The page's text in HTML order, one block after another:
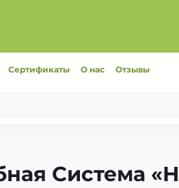
Сертификаты О нас Отзывы
Система